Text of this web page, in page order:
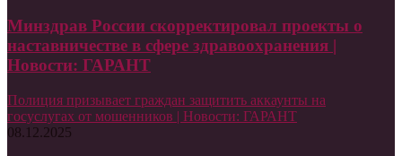
Минздрав России скорректировал проекты о
наставничестве в сфере здравоохранения |
Новости: ГАРАНТ
Полиция призывает граждан защитить аккаунты на
госуслугах от мошенников | Новости: ГАРАНТ
08.12.2025